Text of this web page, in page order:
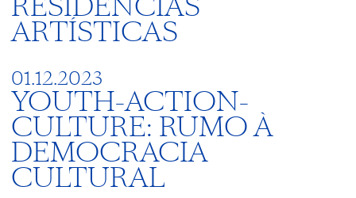
ARTÍSTICAS
01.12.2023
YOUTH-ACTION-
CULTURE: RUMO À
DEMOCRACIA
CULTURAL